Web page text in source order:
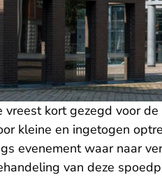
vreest kort gezegd voor
kleine en ingetogen
evenement waar naar
van deze